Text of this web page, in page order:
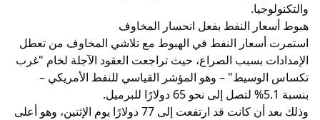
والتكنولوجيا.
هبوط أسعار النفط بفعل انحسار المخاوف
استمرت أسعار النفط في الهبوط مع تلاشي المخاوف من تعطل
الإمدادات بسبب الصراع، حيث تراجعت العقود الآجلة لخام "غرب
تكساس الوسيط" – وهو المؤشر القياسي للنفط الأمريكي –
بنسبة 5.1% لتصل إلى نحو 65 دولارًا للبرميل.
وذلك بعد أن كانت قد ارتفعت إلى 77 دولارًا يوم الإثنين، وهو أعلى